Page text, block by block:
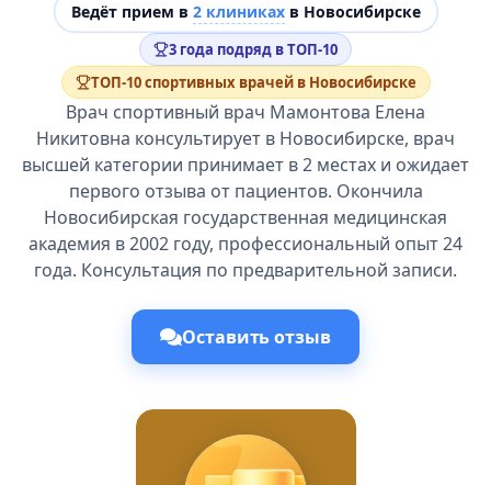
Ведёт прием в 2 клиникахв Новосибирске
3 года подряд в ТОП-10
ТОП-10 спортивных врачей в Новосибирске
Врач спортивный врач Мамонтова Елена
Никитовна консультирует в Новосибирске, врач
высшей категории принимает в 2 местах и ожидает
первого отзыва от пациентов. Окончила
Новосибирская государственная медицинская
академия в 2002 году, профессиональный опыт 24
года. Консультация по предварительной записи.
Оставить отзыв